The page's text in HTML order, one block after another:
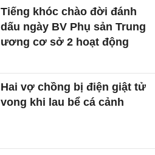
Tiếng khóc chào đời đánh
dấu ngày BV Phụ sản Trung
ương cơ sở 2 hoạt động
Hai vợ chồng bị điện giật tử
vong khi lau bể cá cảnh